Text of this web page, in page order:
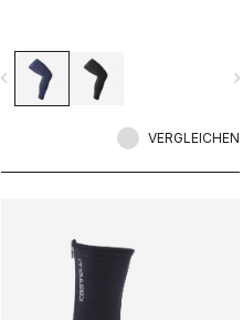
navigate_before
VERGLEICHEN